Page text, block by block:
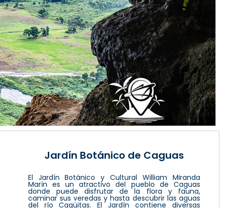
Jardín Botánico de Caguas
El Jardín Botánico y Cultural William Miranda
Marín es un atractivo del pueblo de Caguas
donde puede disfrutar de la flora y fauna,
caminar sus veredas y hasta descubrir las aguas
del río Cagüitas. El Jardín contiene diversas